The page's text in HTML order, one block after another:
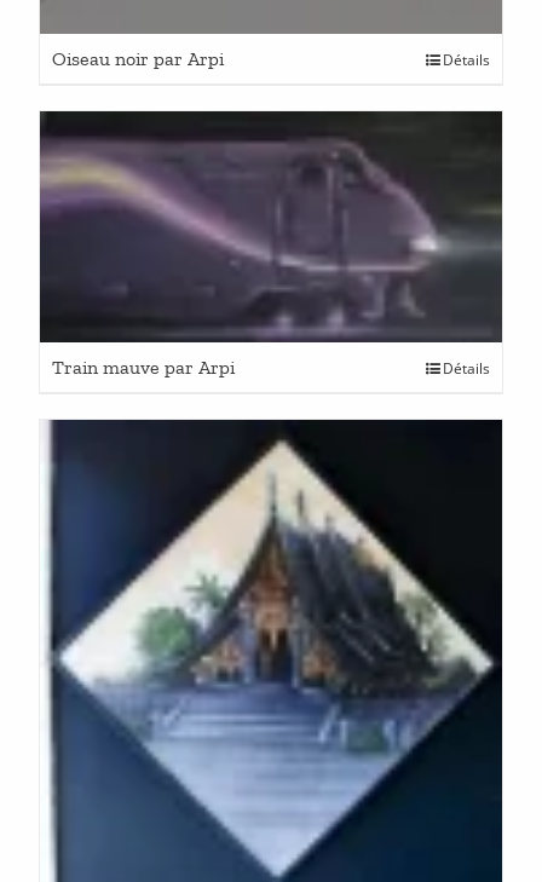
Oiseau noir par Arpi Détails
Train mauve par Arpi Détails